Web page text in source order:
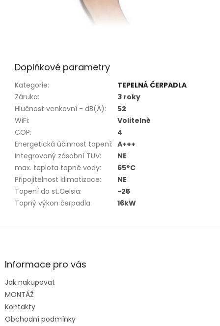
Doplňkové parametry
Kategorie:
TEPELNÁ ČERPADLA
Záruka:
3 roky
Hlučnost venkovní - dB(A):
52
WiFi:
Volitelně
COP:
4
Energetická účinnost topení: A+++
Integrovaný zásobní TUV:
NE
max. teplota topné vody:
65°C
Připojitelnost klimatizace:
NE
Topení do st.Celsia:
-25
Topný výkon čerpadla: 16kW
Z
aInformace pro vás
Jak nakupovat
MONTÁŽ
Kontakty
Obchodní podmínky